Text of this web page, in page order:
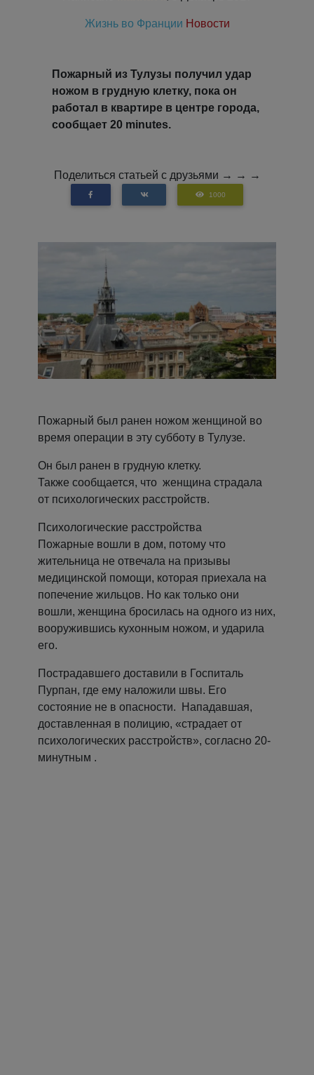
Жизнь во Франции Новости
Пожарный из Тулузы получил удар
ножом в грудную клетку, пока он
работал в квартире в центре города,
сообщает 20 minutes.
Поделиться статьей с друзьями → → →
1000
Пожарный был ранен ножом женщиной во
время операции в эту субботу в Тулузе.
Он был ранен в грудную клетку.
Также сообщается, что женщина страдала
от психологических расстройств.
Психологические расстройства
Пожарные вошли в дом, потому что
жительница не отвечала на призывы
медицинской помощи, которая приехала на
попечение жильцов. Но как только они
вошли, женщина бросилась на одного из них,
вооружившись кухонным ножом, и ударила
его.
Пострадавшего доставили в Госпиталь
Пурпан, где ему наложили швы. Его
состояние не в опасности. Нападавшая,
доставленная в полицию, «страдает от
психологических расстройств», согласно 20-
минутным .